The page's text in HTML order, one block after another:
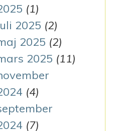
(1)
2025 (2)
2025 (2)
2025 (11)
(4)
(7)